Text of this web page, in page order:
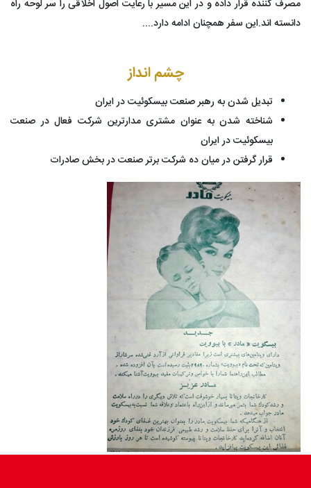
مصرف کننده قرار داده و در این مسیر با رعایت اصول اخلاقی را سر لوحه راه
دانسته اند.این سفر همچنان ادامه دارد....
چشم انداز
تبدیل شدن به رهبر صنعت بیسکوئیت در ایران
شناخته شدن به عنوان مشتری مدارترین شرکت فعال در صنعت
بیسکوئیت در ایران
قرار گرفتن در میان ده شرکت برتر صنعت در بخش صادرات